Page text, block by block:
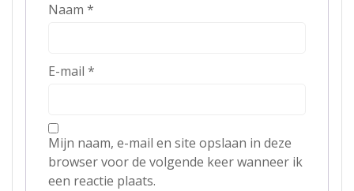
Naam *
E-mail *
Mijn naam, e-mail en site opslaan in deze
browser voor de volgende keer wanneer ik
een reactie plaats.